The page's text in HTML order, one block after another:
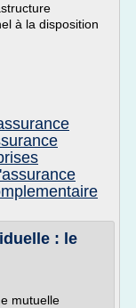
à la disposition
: le
mutuelle